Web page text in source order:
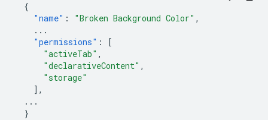
{
"name" : "Broken Background Color" ,
...
"permissions" :
[
"activeTab" ,
"declarativeContent" ,
"storage"
],
...
}